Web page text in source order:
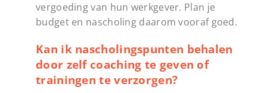
vergoeding van hun werkgever. Plan je
budget en nascholing daarom vooraf goed.
Kan ik nascholingspunten behalen
door zelf coaching te geven of
trainingen te verzorgen?